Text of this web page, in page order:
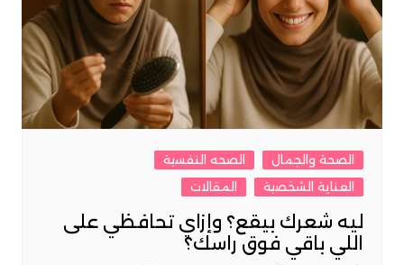
الصحة والجمال
الصحه النفسية
العناية الشخصية
المقالات
ليه شعرك بيقع؟ وإزاي تحافظي على
اللي باقي فوق راسك؟